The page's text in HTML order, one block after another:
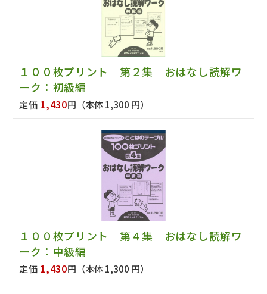
１００枚プリント 第２集 おはなし読解ワ
ーク：初級編
定価 1,430円 （本体 1,300 円）
１００枚プリント 第４集 おはなし読解ワ
ーク：中級編
定価 1,430円 （本体 1,300 円）